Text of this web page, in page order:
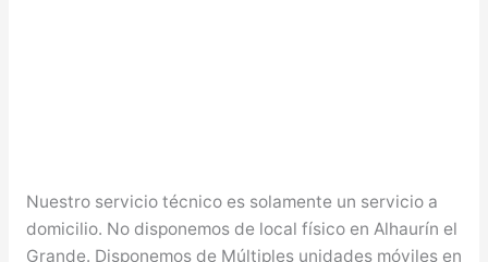
Nuestro servicio técnico es solamente un servicio a
domicilio. No disponemos de local físico en Alhaurín el
Grande. Disponemos de Múltiples unidades móviles en